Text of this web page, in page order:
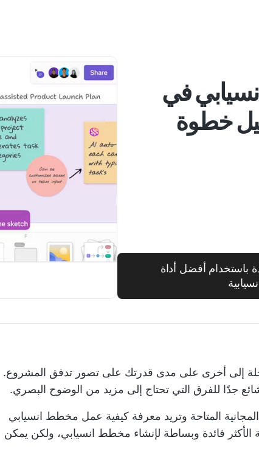
في
خطوة
باستخدام أفضل أداة
إلى أخرى على مدى قدرتك على تصور تدفق المشروع.
جدًا للفرق التي تحتاج إلى مزيد من الوضوح البصري.
المتاحة وتريد معرفة كيفية عمل مخطط انسيابي
الأكثر فائدة وبساطة لإنشاء مخطط انسيابي، ولكن يمكن